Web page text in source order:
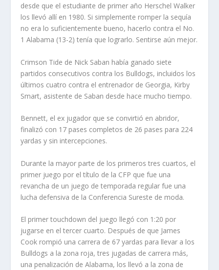
desde que el estudiante de primer año Herschel Walker
los llevó allí en 1980. Si simplemente romper la sequía
no era lo suficientemente bueno, hacerlo contra el No.
1 Alabama (13-2) tenía que lograrlo. Sentirse aún mejor.
Crimson Tide de Nick Saban había ganado siete
partidos consecutivos contra los Bulldogs, incluidos los
últimos cuatro contra el entrenador de Georgia, Kirby
Smart, asistente de Saban desde hace mucho tiempo.
Bennett, el ex jugador que se convirtió en abridor,
finalizó con 17 pases completos de 26 pases para 224
yardas y sin intercepciones.
Durante la mayor parte de los primeros tres cuartos, el
primer juego por el título de la CFP que fue una
revancha de un juego de temporada regular fue una
lucha defensiva de la Conferencia Sureste de moda.
El primer touchdown del juego llegó con 1:20 por
jugarse en el tercer cuarto. Después de que James
Cook rompió una carrera de 67 yardas para llevar a los
Bulldogs a la zona roja, tres jugadas de carrera más,
una penalización de Alabama, los llevó a la zona de